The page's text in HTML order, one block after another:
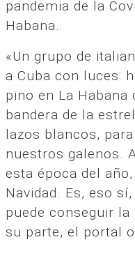
pandemia de la
Habana.
«Un grupo de
a Cuba con luces:
pino en La
bandera de la
lazos blancos,
nuestros galenos.
esta época del
Navidad. Es, eso
puede conseguir
su parte, el portal